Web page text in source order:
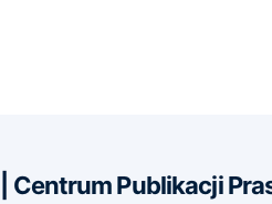
Centrum Publikacji